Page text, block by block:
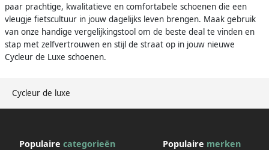
Cycleur de luxe
paar prachtige, kwalitatieve en comfortabele schoenen die een
vleugje fietscultuur in jouw dagelijks leven brengen. Maak gebruik
van onze handige vergelijkingstool om de beste deal te vinden en
stap met zelfvertrouwen en stijl de straat op in jouw nieuwe
Cycleur de Luxe schoenen.
Populaire categorieën Populaire merken